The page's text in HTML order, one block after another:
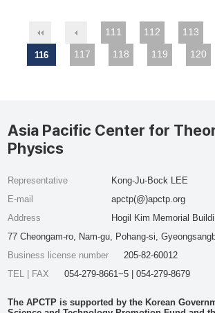
111 112 113
116 117 118 119 120
Asia Pacific Center for
Physics
Representative
Kong-Ju-Bock LEE
E-mail
apctp(@)apctp.org
Address
Hogil Kim Memorial
77 Cheongam-ro, Nam-gu, Pohang-si,
Business license number
205-82-60012
TEL | FAX
054-279-8661~5 | 054-279-8679
The APCTP is supported by the Korean